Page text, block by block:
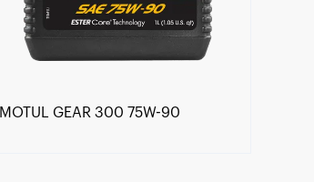
MOTUL GEAR 300 75W-90